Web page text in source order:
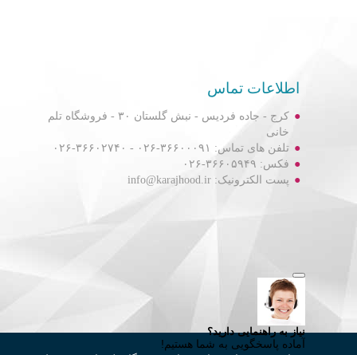
اطلاعات تماس
کرج - جاده فردیس - نبش گلستان ۳۰ - فروشگاه تلم
خانی
تلفن های تماس: ۳۶۶۰۰۰۹۱-۰۲۶ - ۳۶۶۰۲۷۴۰-۰۲۶
فکس: ۳۶۶۰۵۹۴۹-۰۲۶
پست الکترونیک: info@karajhood.ir